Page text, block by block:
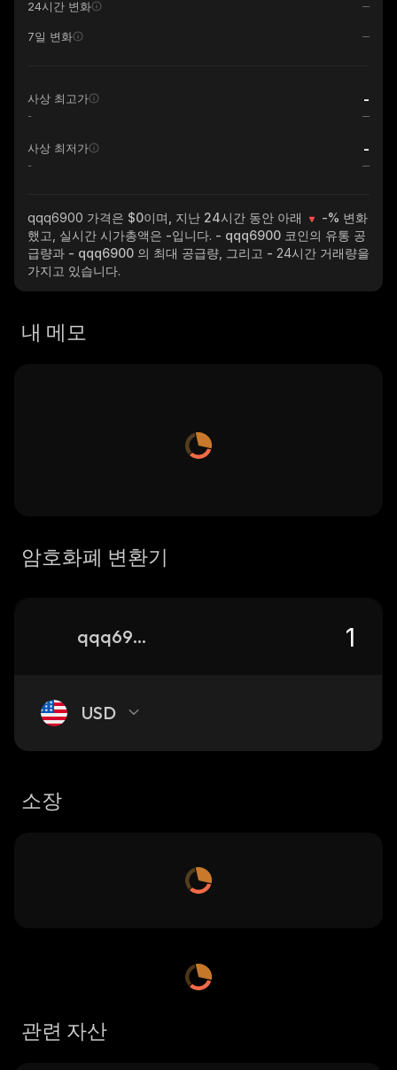
24시간 변화
7일 변화
사상 최고가 -
-
사상 최저가 -
-
qqq6900 가격은 $0이며, 지난 24시간 동안 아래 -% 변화
했고, 실시간 시가총액은 -입니다. - qqq6900 코인의 유통 공
급량과 - qqq6900 의 최대 공급량, 그리고 - 24시간 거래량을
가지고 있습니다.
내 메모
암호화폐 변환기
qqq6900
USD
소장
관련 자산